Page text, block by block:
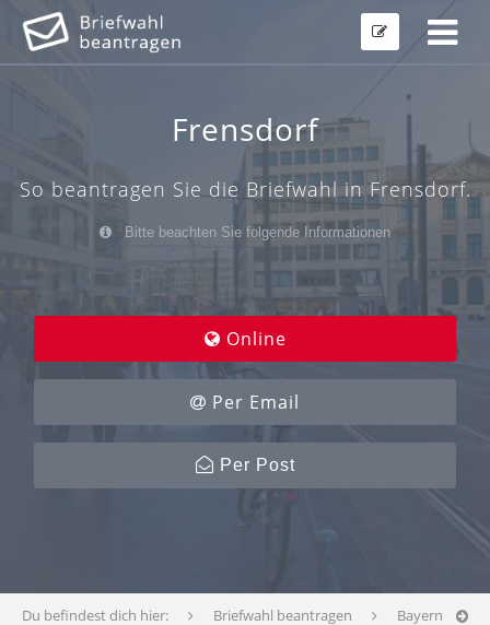
Frensdorf
So beantragen Sie die Briefwahl in Frensdorf.
Bitte beachten Sie folgende Informationen
Online
Per Email
Per Post
Du befindest dich hier: Briefwahl beantragen Bayern